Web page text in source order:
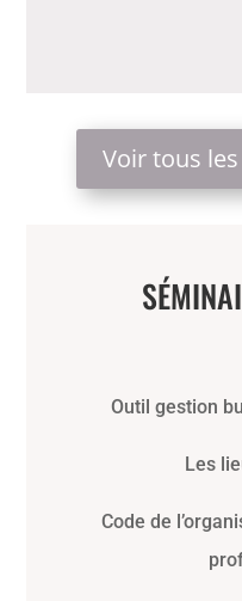
Voir tous
Outil gestion
Les
Code de